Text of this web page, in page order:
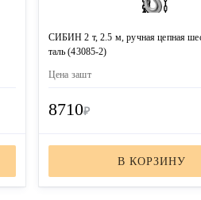
СИБИН 2 т, 2.5 м, ручная цепная
таль (43085-2)
Цена зашт
8710₽
В КОРЗИНУ